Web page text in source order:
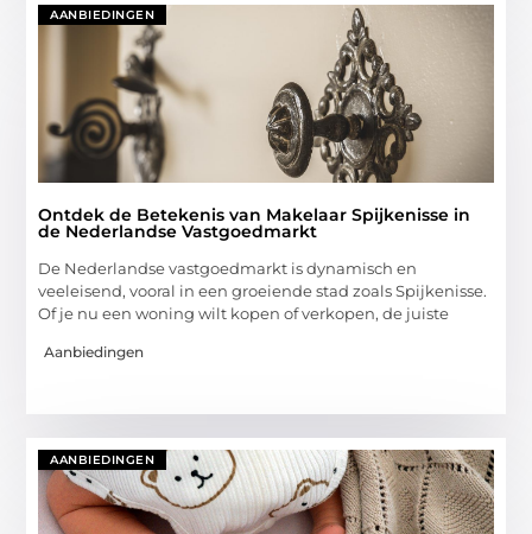
AANBIEDINGEN
Ontdek de Betekenis van Makelaar Spijkenisse in
de Nederlandse Vastgoedmarkt
De Nederlandse vastgoedmarkt is dynamisch en
veeleisend, vooral in een groeiende stad zoals Spijkenisse.
Of je nu een woning wilt kopen of verkopen, de juiste
Aanbiedingen
AANBIEDINGEN